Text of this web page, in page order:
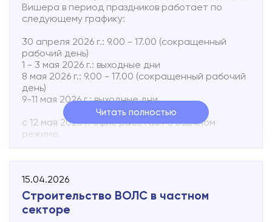
Вишера в период праздников работает по
следующему графику:
30 апреля 2026 г.: 9.00 - 17.00 (сокращенный
рабочий день)
1 - 3 мая 2026 г.: выходные дни
8 мая 2026 г.: 9.00 - 17.00 (сокращенный рабочий
день)
9-11 мая 2026 г.: выходные дни
с 12 мая 2025 г. офис работает в обычном
режиме.
Ответим в Telegram: @NovlineServiceBot
Круглосуточно можно отправить текстовое
SMS-сообщение о неисправности абонентской
линии.
Читать полностью
15.04.2026
Строительство ВОЛС в частном
секторе